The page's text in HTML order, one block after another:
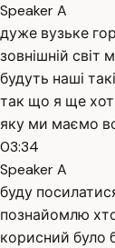
Speaker A
дуже вузьке
зовнішній
будуть наші
так що я ще
яку ми маємо
03:34
Speaker A
буду
познайомлю
корисний було